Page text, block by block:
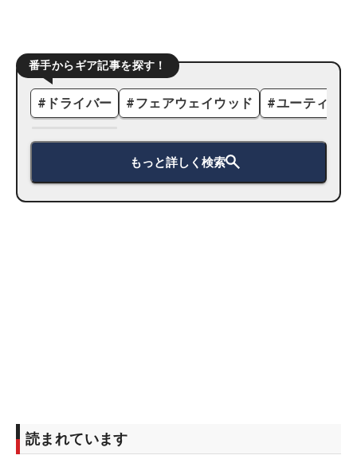
番手からギア記事を探す！
# ドライバー #フェアウェイウッド #ユーティリ
もっと詳しく検索
読まれています